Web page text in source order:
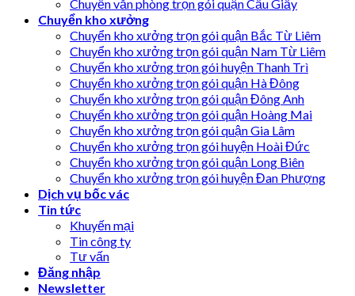
Chuyển văn phòng trọn gói quận Cầu Giấy
Chuyển kho xưởng
Chuyển kho xưởng trọn gói quận Bắc Từ Liêm
Chuyển kho xưởng trọn gói quận Nam Từ Liêm
Chuyển kho xưởng trọn gói huyện Thanh Trì
Chuyển kho xưởng trọn gói quận Hà Đông
Chuyển kho xưởng trọn gói quận Đông Anh
Chuyển kho xưởng trọn gói quận Hoàng Mai
Chuyển kho xưởng trọn gói quận Gia Lâm
Chuyển kho xưởng trọn gói huyện Hoài Đức
Chuyển kho xưởng trọn gói quận Long Biên
Chuyển kho xưởng trọn gói huyện Đan Phượng
Dịch vụ bốc vác
Tin tức
Khuyến mại
Tin công ty
Tư vấn
Đăng nhập
Newsletter